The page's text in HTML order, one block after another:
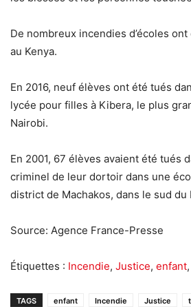
De nombreux incendies d’écoles
au Kenya.
En 2016, neuf élèves ont été tués
lycée pour filles à Kibera, le plus
Nairobi.
En 2001, 67 élèves avaient été tués
criminel de leur dortoir dans une
district de Machakos, dans le sud du
Source: Agence France-Presse
Étiquettes : Incendie, Justice, enfant,
TAGS enfant Incendie Justice